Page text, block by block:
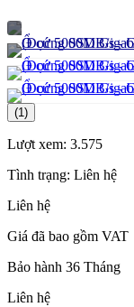
(1)
Lượt xem: 3.575
Tình trạng: Liên hệ
Liên hệ
Giá đã bao gồm VAT
Bảo hành 36 Tháng
Liên hệ